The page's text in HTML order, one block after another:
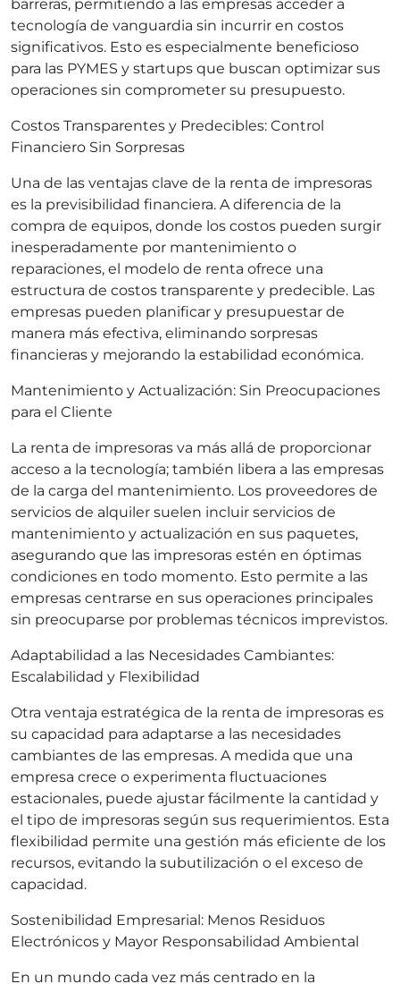
barreras, permitiendo a las empresas acceder a
tecnología de vanguardia sin incurrir en costos
significativos. Esto es especialmente beneficioso
para las PYMES y startups que buscan optimizar sus
operaciones sin comprometer su presupuesto.
Costos Transparentes y Predecibles: Control
Financiero Sin Sorpresas
Una de las ventajas clave de la renta de impresoras
es la previsibilidad financiera. A diferencia de la
compra de equipos, donde los costos pueden surgir
inesperadamente por mantenimiento o
reparaciones, el modelo de renta ofrece una
estructura de costos transparente y predecible. Las
empresas pueden planificar y presupuestar de
manera más efectiva, eliminando sorpresas
financieras y mejorando la estabilidad económica.
Mantenimiento y Actualización: Sin Preocupaciones
para el Cliente
La renta de impresoras va más allá de proporcionar
acceso a la tecnología; también libera a las empresas
de la carga del mantenimiento. Los proveedores de
servicios de alquiler suelen incluir servicios de
mantenimiento y actualización en sus paquetes,
asegurando que las impresoras estén en óptimas
condiciones en todo momento. Esto permite a las
empresas centrarse en sus operaciones principales
sin preocuparse por problemas técnicos imprevistos.
Adaptabilidad a las Necesidades Cambiantes:
Escalabilidad y Flexibilidad
Otra ventaja estratégica de la renta de impresoras es
su capacidad para adaptarse a las necesidades
cambiantes de las empresas. A medida que una
empresa crece o experimenta fluctuaciones
estacionales, puede ajustar fácilmente la cantidad y
el tipo de impresoras según sus requerimientos. Esta
flexibilidad permite una gestión más eficiente de los
recursos, evitando la subutilización o el exceso de
capacidad.
Sostenibilidad Empresarial: Menos Residuos
Electrónicos y Mayor Responsabilidad Ambiental
En un mundo cada vez más centrado en la